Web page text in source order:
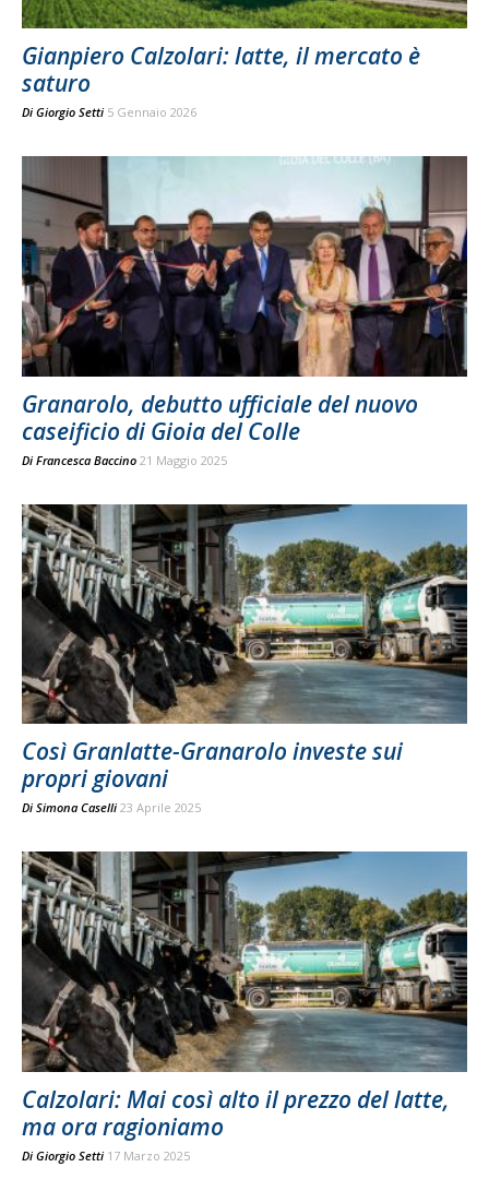
Gianpiero Calzolari: latte, il mercato è
saturo
Di Giorgio Setti 5 Gennaio 2026
Granarolo, debutto ufficiale del nuovo
caseificio di Gioia del Colle
Di Francesca Baccino 21 Maggio 2025
Così Granlatte-Granarolo investe sui
propri giovani
Di Simona Caselli 23 Aprile 2025
Calzolari: Mai così alto il prezzo del latte,
ma ora ragioniamo
Di Giorgio Setti 17 Marzo 2025